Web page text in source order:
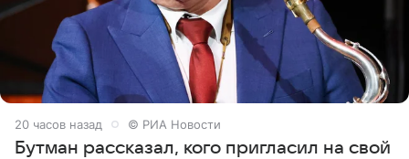
20 часов назад © РИА Новости
Бутман рассказал, кого пригласил на свой